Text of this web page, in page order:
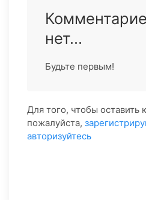
нет...
Будьте первым!
Для того, чтобы оставить
пожалуйста,
авторизуйтесь